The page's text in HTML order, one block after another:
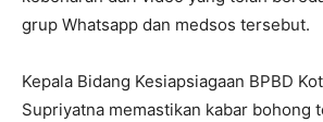
grup Whatsapp dan medsos tersebut.
Kepala Bidang Kesiapsiagaan BPBD
Supriyatna memastikan kabar bohong